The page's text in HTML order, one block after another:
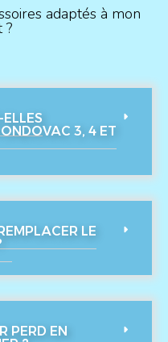
adaptés à mon
?
ELLES
3, 4 ET
LE
PERD EN